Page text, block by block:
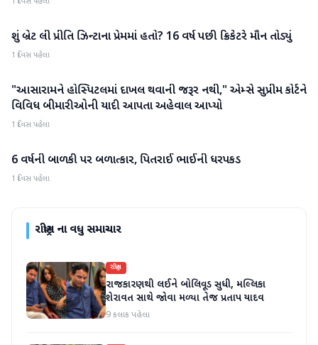
રાષ્ટ્રીય
શું બ્રેટ લી પ્રીતિ ઝિન્ટાના પ્રેમમાં હતો? 16 વર્ષ પછી ક્રિકેટરે મૌન તોડ્યું
1 દિવસ પહેલા
રાષ્ટ્રીય
"આસારામને હોસ્પિટલમાં દાખલ થવાની જરૂર નથી," એમ્સે સુપ્રીમ કોર્ટને
વિવિધ બીમારીઓની યાદી આપતા અહેવાલ આપ્યો
1 દિવસ પહેલા
રાષ્ટ્રીય
6 વર્ષની બાળકી પર બળાત્કાર, પિતરાઈ ભાઈની ધરપકડ
1 દિવસ પહેલા
રાષ્ટ્રીયના વધુ સમાચાર
રાષ્ટ્રીય
રાજકારણથી લઈને બોલિવૂડ સુધી, મલ્લિકા
શેરાવત સાથે જોવા મળ્યા તેજ પ્રતાપ યાદવ
9 કલાક પહેલા